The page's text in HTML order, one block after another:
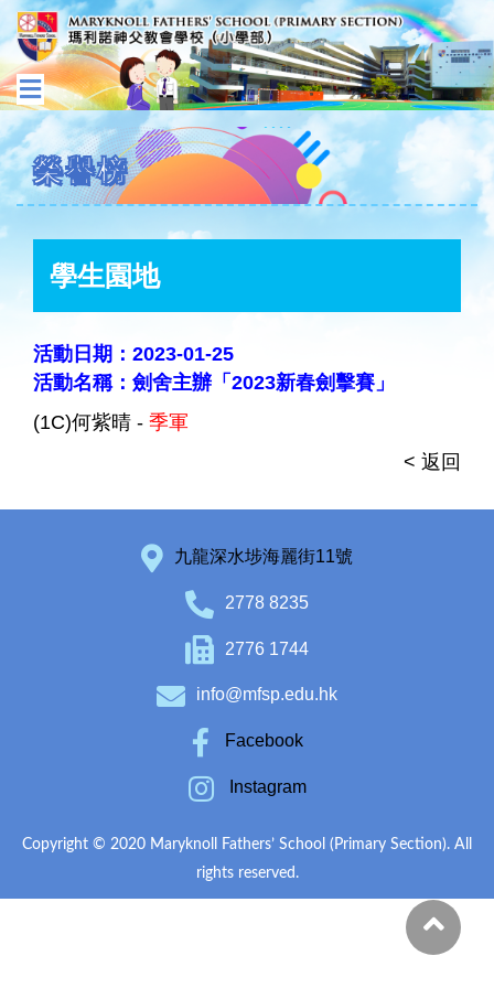
榮譽榜
學生園地
活動日期：2023-01-25
活動名稱：劍舍主辦「2023新春劍擊賽」
(1C)何紫晴 - 季軍
< 返回
九龍深水埗海麗街11號
2778 8235
2776 1744
info@mfsp.edu.hk
Facebook
Instagram
Copyright © 2020 Maryknoll Fathers’ School (Primary Section). All
rights reserved.